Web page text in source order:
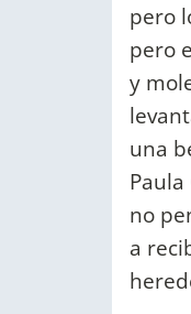
pero
pero
y
una
no
a